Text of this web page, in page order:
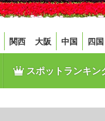
関西 大阪 中国 四国
スポットランキン